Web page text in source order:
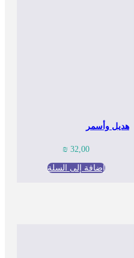
هديل وأسمر
32,00
₪
إضافة إلى السلة